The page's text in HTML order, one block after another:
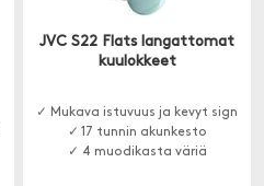
JVC S22 Flats langattomat
kuulokkeet
✓ Mukava istuvuus ja kevyt sign
✓ 17 tunnin akunkesto
✓ 4 muodikasta väriä